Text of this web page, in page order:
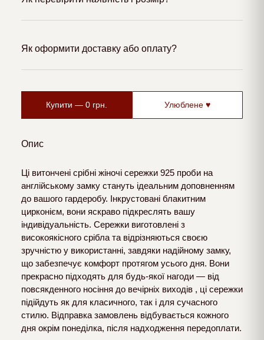
Як оформити доставку або оплату?
Купити — 0 грн. Улюблене ♥
Опис
Ці витончені срібні жіночі сережки 925 проби на
англійському замку стануть ідеальним доповненням
до вашого гардеробу. Інкрустовані блакитним
цирконієм, вони яскраво підкреслять вашу
індивідуальність. Сережки виготовлені з
високоякісного срібла та відрізняються своєю
зручністю у використанні, завдяки надійному замку,
що забезпечує комфорт протягом усього дня. Вони
прекрасно підходять для будь-якої нагоди — від
повсякденного носіння до вечірніх виходів , ці сережки
підійдуть як для класичного, так і для сучасного
стилю. Відправка замовлень відбувається кожного
дня окрім понеділка, після надходження передоплати.